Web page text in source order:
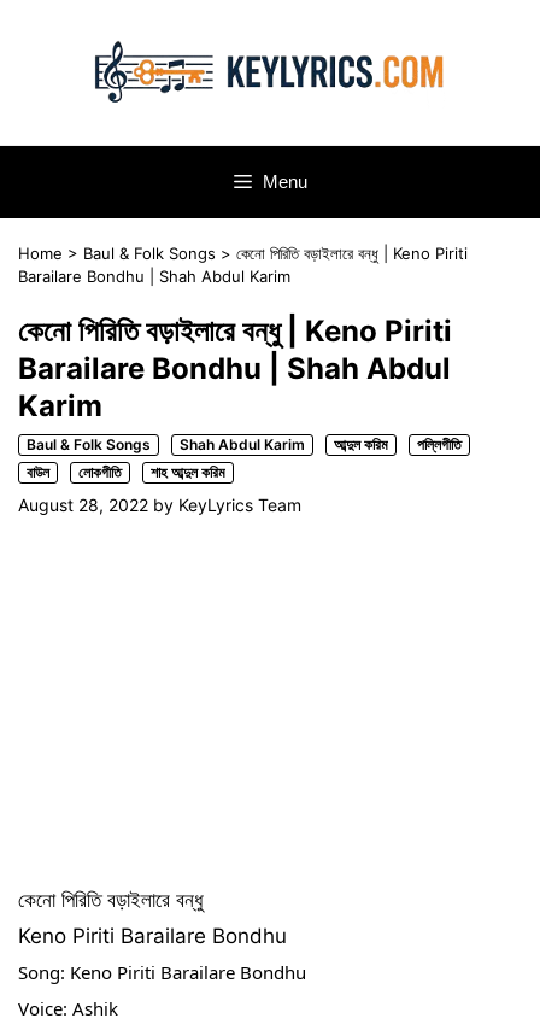
Menu
Home > Baul & Folk Songs > কেনো পিরিতি বড়াইলারে বন্ধু | Keno Piriti
Barailare Bondhu | Shah Abdul Karim
কেনো পিরিতি বড়াইলারে বন্ধু | Keno Piriti
Barailare Bondhu | Shah Abdul
Karim
Baul & Folk Songs Shah Abdul Karim আব্দুল করিম
পল্লিগীতি
বাউল
লোকগীতি শাহ আব্দুল করিম
August 28, 2022 by KeyLyrics Team
কেনো পিরিতি বড়াইলারে বন্ধু
Keno Piriti Barailare Bondhu
Song: Keno Piriti Barailare Bondhu
Voice: Ashik